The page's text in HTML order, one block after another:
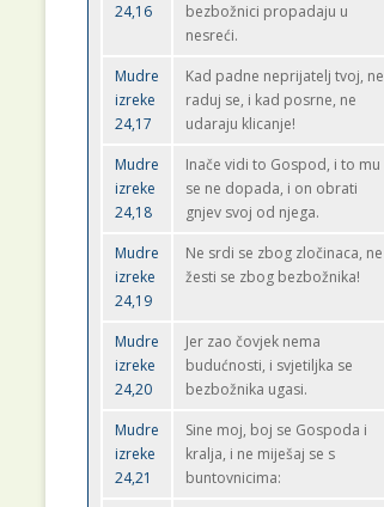
24,16
bezbožnici propadaju u
nesreći.
Mudre
izreke
24,17
Kad padne neprijatelj tvoj, ne
raduj se, i kad posrne, ne
udaraju klicanje!
Mudre
izreke
24,18
Inače vidi to Gospod, i to mu
se ne dopada, i on obrati
gnjev svoj od njega.
Mudre
izreke
24,19
Ne srdi se zbog zločinaca, ne
žesti se zbog bezbožnika!
Mudre
izreke
24,20
Jer zao čovjek nema
budućnosti, i svjetiljka se
bezbožnika ugasi.
Mudre
izreke
24,21
Sine moj, boj se Gospoda i
kralja, i ne miješaj se s
buntovnicima: